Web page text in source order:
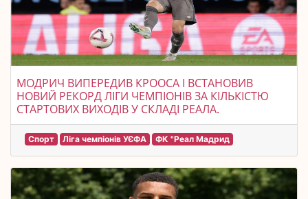
МОДРИЧ ВИПЕРЕДИВ КРООСА І ВСТАНОВИВ
НОВИЙ РЕКОРД ЛІГИ ЧЕМПІОНІВ ЗА КІЛЬКІСТЮ
СТАРТОВИХ ВИХОДІВ У СКЛАДІ РЕАЛА.
Спорт Ліга чемпіонів УЄФА ФК "Реал Мадрид